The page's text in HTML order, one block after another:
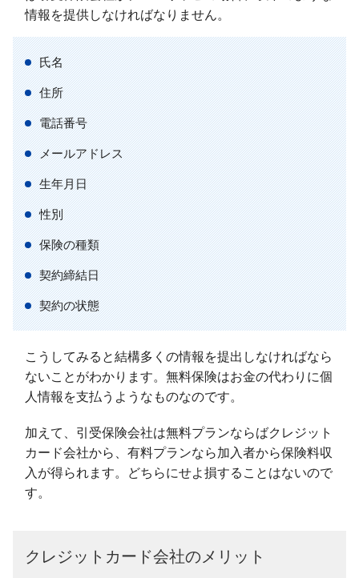
情報を提供しなければなりません。
氏名
住所
電話番号
メールアドレス
生年月日
性別
保険の種類
契約締結日
契約の状態
こうしてみると結構多くの情報を提出しなければなら
ないことがわかります。無料保険はお金の代わりに個
人情報を支払うようなものなのです。
加えて、引受保険会社は無料プランならばクレジット
カード会社から、有料プランなら加入者から保険料収
入が得られます。どちらにせよ損することはないので
す。
クレジットカード会社のメリット